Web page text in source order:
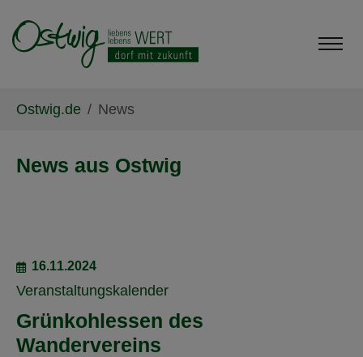
Ostwig.de News
News aus Ostwig
16.11.2024
Veranstaltungskalender
Grünkohlessen des
Wandervereins